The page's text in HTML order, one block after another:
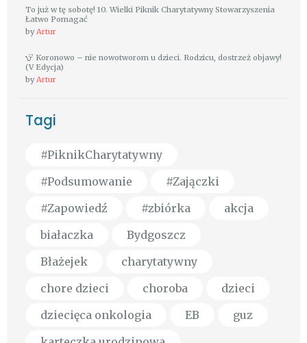
To już w tę sobotę! 10. Wielki Piknik Charytatywny Stowarzyszenia
Łatwo Pomagać
byArtur
Koronowo – nie nowotworom u dzieci. Rodzicu, dostrzeż objawy!
(V Edycja)
byArtur
Tagi
#PiknikCharytatywny
#Podsumowanie
#Zajączki
#Zapowiedź
#zbiórka
akcja
białaczka
Bydgoszcz
Błażejek
charytatywny
chore dzieci
choroba
dzieci
dziecięca onkologia
EB
guz